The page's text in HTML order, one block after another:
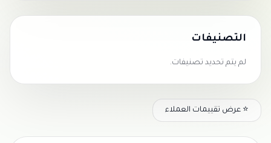
التصنيفات
لم يتم تحديد تصنيفات.
⭐ عرض تقييمات العملاء